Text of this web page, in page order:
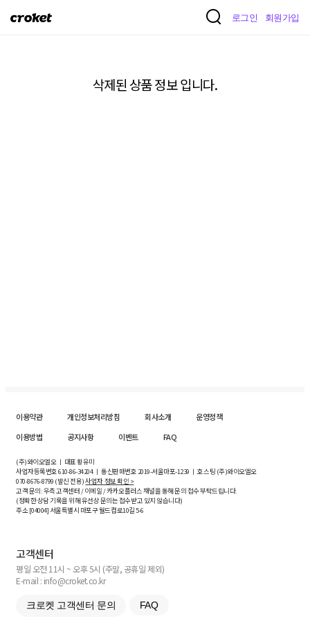
크
로그인 회원가입
삭제된 상품 정보 입니다.
이용약관 개인정보처리방침 회사소개
운영정책
이용방법
공지사항 이벤트 FAQ
(주)와이오엘오 ㅣ 대표 황유미
사업자등록번호610-86-34204ㅣ 통신판매번호 2019-서울마포-1239 ㅣ 호스팅 (주)와이오엘오
070-8676-8799 (발신 전용)사업자 정보 확인 >
고객 문의: 우측 고객센터 / 이메일 / 카카오플러스 채널을 통해 문의 접수 부탁드립니다.
(정확한 상담 기록을 위해 유선상 문의는 접수받고 있지 않습니다)
주소 [04004] 서울특별시 마포구 월드컵로10길5-6
고객센터
평일 오전 11시 ~ 오후 5시 (주말, 공휴일 제외)
E-mail : info@croket.co.kr
크로켓 고객센터 문의 FAQ